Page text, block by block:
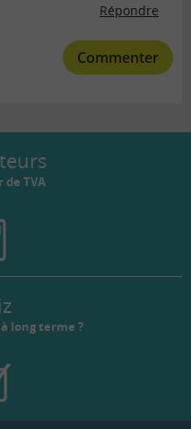
Répondre
Commenter
TVA
long terme ?